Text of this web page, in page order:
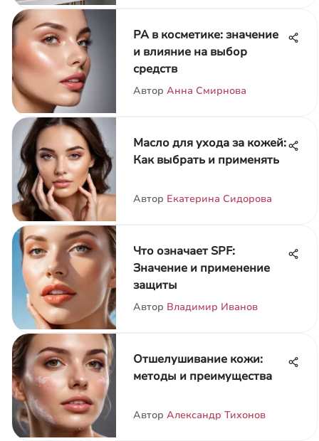
PA в косметике: значение
и влияние на выбор
средств
Автор Анна Смирнова
Масло для ухода за кожей:
Как выбрать и применять
Автор Екатерина Сидорова
Что означает SPF:
Значение и применение
защиты
Автор Владимир Иванов
Отшелушивание кожи:
методы и преимущества
Автор Александр Тихонов